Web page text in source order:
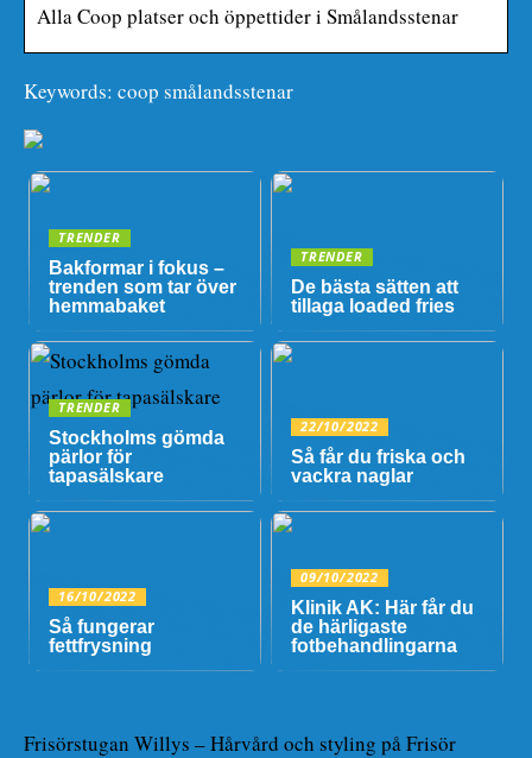
Alla Coop platser och öppettider i Smålandsstenar
Keywords: coop smålandsstenar
TRENDER
Bakformar i fokus –
trenden som tar över
hemmabaket
TRENDER
De bästa sätten att
tillaga loaded fries
TRENDER
Stockholms gömda
pärlor för
tapasälskare
22/10/2022
Så får du friska och
vackra naglar
16/10/2022
Så fungerar
fettfrysning
09/10/2022
Klinik AK: Här får du
de härligaste
fotbehandlingarna
Frisörstugan Willys – Hårvård och styling på Frisör